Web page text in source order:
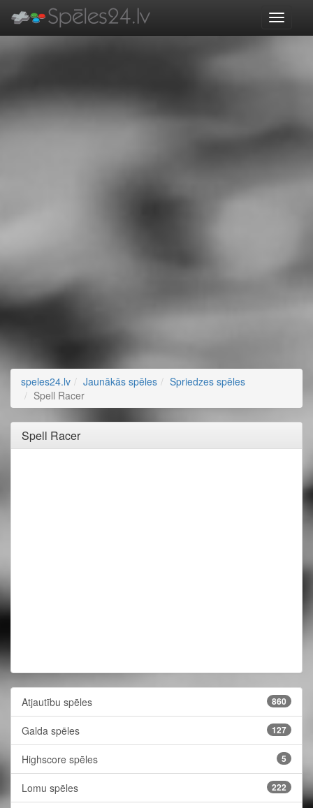
speles24.lv Jaunākās spēles
Spriedzes spēles
Spell Racer
Spell Racer
Atjautību spēles 860
Galda spēles 127
Highscore spēles 5
Lomu spēles 222